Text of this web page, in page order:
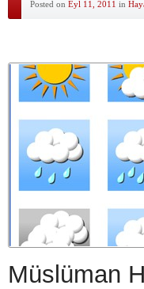
Posted on Eyl 11, 2011 in
Müslüman